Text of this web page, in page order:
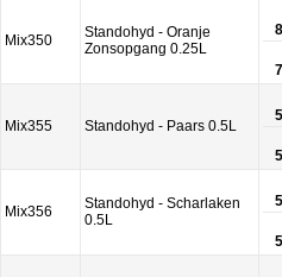
Mix350
Standohyd - Oranje
Zonsopgang 0.25L
Mix355 Standohyd - Paars 0.5L
Mix356
Standohyd - Scharlaken
0.5L